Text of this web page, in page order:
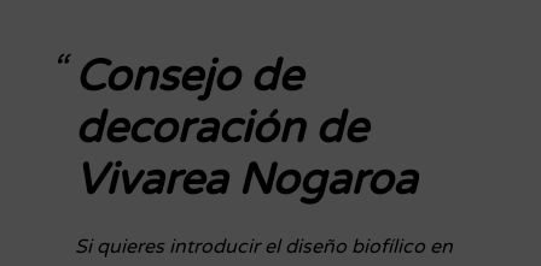
Consejo de
decoración de
Vivarea Nogaroa
Si quieres introducir el diseño biofílico en